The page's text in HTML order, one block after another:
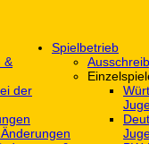
&
der
Spielbetrieb